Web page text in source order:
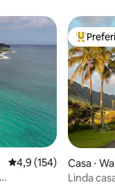
4,9 de uma avaliação
4,9 (154)
Entre
Casa ⋅
Linda